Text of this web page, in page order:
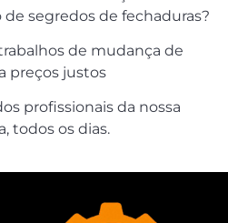
segredos de fechaduras?
de mudança de
preços justos
profissionais da nossa
todos os dias.